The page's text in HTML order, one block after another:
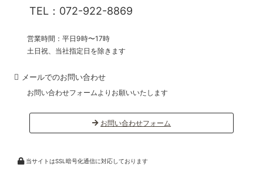
TEL：072-922-8869
営業時間：平日9時〜17時
土日祝、当社指定日を除きます
メールでのお問い合わせ
お問い合わせフォームよりお願いいたします
お問い合わせフォーム
当サイトはSSL暗号化通信に対応しております